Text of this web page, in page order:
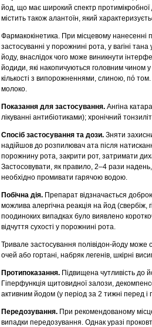
йод, що має широкий спектр протимікробної
містить також алантоїн, який
Фармакокінетика. При місцевому нанесенні
застосуванні у порожнині рота, у вагіні
йоду, внаслідок чого може виникнути
йодиди, які накопичуються головним чином
кількості з випорожненнями, слиною, пό
молоко.
Показання для застосування. Ангіна
лікуванні антибіотиками); хронічний
Спосіб застосування та дози. Зняти
надійшов до розпилювач ата після
порожнину рота, закрити рот, затримати
Застосовувати, як правило, 2–4 рази
необхідно промивати гарячою водою.
Побічна дія. Препарат відзначається
можлива алергічна реакція на йод
поодиноких випадках було виявлено
відчуття сухості у порожнині рота.
Тривале застосування полівідон-йоду
очей або гортані, набряк легенів, шкірні
Протипоказання. Підвищена чутливість до
Гіперфункція щитовидної залози,
активним йодом (у період за 2 тижні перед і
Передозування. При рекомендованому
випадки передозування. Однак уразі